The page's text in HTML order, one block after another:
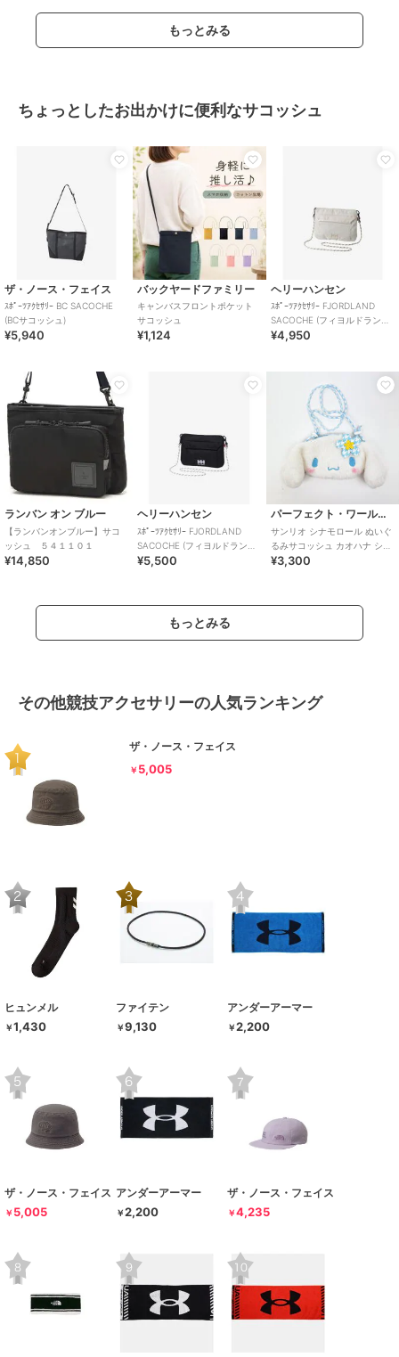
もっとみる
ちょっとしたお出かけに便利なサコッシュ
ザ・ノース・フェイス
ｽﾎﾟｰﾂｱｸｾｻﾘｰ BC SACOCHE
(BCサコッシュ)
¥5,940
バックヤードファミリー
キャンバスフロントポケット
サコッシュ
¥1,124
ヘリーハンセン
ｽﾎﾟｰﾂｱｸｾｻﾘｰ FJORDLAND
SACOCHE (フィヨルドランド
サコッシュ)
¥4,950
ランバン オン ブルー
【ランバンオンブルー】サコ
ッシュ ５４１１０１
¥14,850
ヘリーハンセン
ｽﾎﾟｰﾂｱｸｾｻﾘｰ FJORDLAND
SACOCHE (フィヨルドランド
サコッシュ)
¥5,500
パーフェクト・ワールド・トーキョー
サンリオ シナモロール ぬいぐ
るみサコッシュ カオハナ ショ
ルダーバッグ シナモン Sanrio
¥3,300
もっとみる
その他競技アクセサリーの人気ランキング
ザ・ノース・フェイス
￥ 5,005
ヒュンメル
￥1,430
ファイテン
￥9,130
アンダーアーマー
￥2,200
ザ・ノース・フェイス
￥ 5,005
アンダーアーマー
￥2,200
ザ・ノース・フェイス
￥4,235